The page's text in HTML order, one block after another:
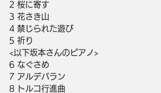
2 桜に寄す
3 花さき山
4 禁じられた遊び
5 祈り
<以下坂本さんのピアノ>
6 なぐさめ
7 アルデバラン
8 トルコ行進曲